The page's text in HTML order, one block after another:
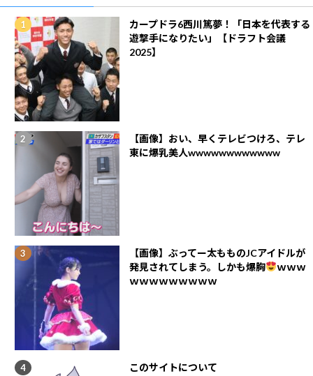
カープドラ6西川篤夢！「日本を代表する
遊撃手になりたい」【ドラフト会議
2025】
【画像】おい、早くテレビつけろ、テレ
東に爆乳美人wwwwwwwwwwww
【画像】ぶってー太もものJCアイドルが
発見されてしまう。しかも爆胸
ｗｗｗ
ｗｗｗｗｗｗｗｗｗ
このサイトについて